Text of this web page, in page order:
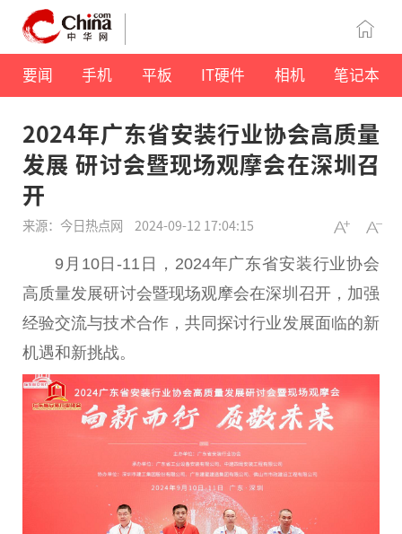
要闻 手机 平板 IT硬件 相机 笔记本
2024年广东省安装行业协会高质量
发展 研讨会暨现场观摩会在深圳召
开
来源：今日热点网 2024-09-12 17:04:15
9月10日-11日，2024年广东省安装行业协会
高质量发展研讨会暨现场观摩会在深圳召开，加强
经验交流与技术合作，共同探讨行业发展面临的新
机遇和新挑战。